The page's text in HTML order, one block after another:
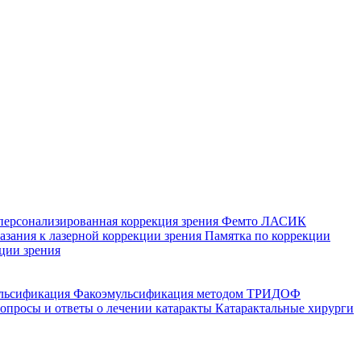
коррекция зрения Фемто ЛАСИК
к лазерной коррекции зрения Памятка по коррекции
зрения
Факоэмульсификация методом ТРИДОФ
и ответы о лечении катаракты Катарактальные хирурги